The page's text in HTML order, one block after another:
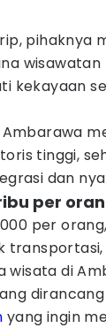
pihaknya
kekayaan
Ambarawa
tinggi,
dan
per
per
wisata di
yang ingin